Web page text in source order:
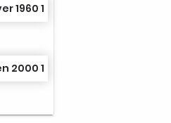
1960 1
2000 1